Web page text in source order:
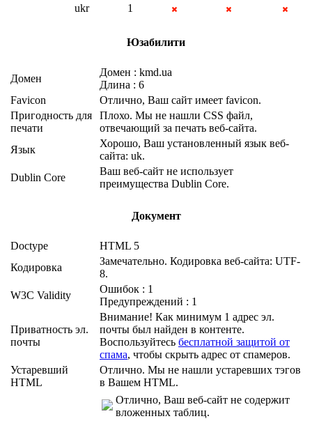
ukr 1
Юзабилити
Домен
Домен : kmd.ua
Длина : 6
Favicon
Отлично, Ваш сайт имеет favicon.
Пригодность для
печати
Плохо. Мы не нашли CSS файл,
отвечающий за печать веб-сайта.
Язык
Хорошо, Ваш установленный язык веб-
сайта: uk.
Dublin Core
Ваш веб-сайт не использует
преимущества Dublin Core.
Документ
Doctype
HTML 5
Кодировка
Замечательно. Кодировка веб-сайта: UTF-
8.
W3C Validity
Ошибок : 1
Предупреждений : 1
Приватность эл.
почты
Внимание! Как минимум 1 адрес эл.
почты был найден в контенте.
Воспользуйтесь бесплатной защитой от
спама, чтобы скрыть адрес от спамеров.
Устаревший
HTML
Отлично. Мы не нашли устаревших тэгов
в Вашем HTML.
Отлично, Ваш веб-сайт не содержит
вложенных таблиц.